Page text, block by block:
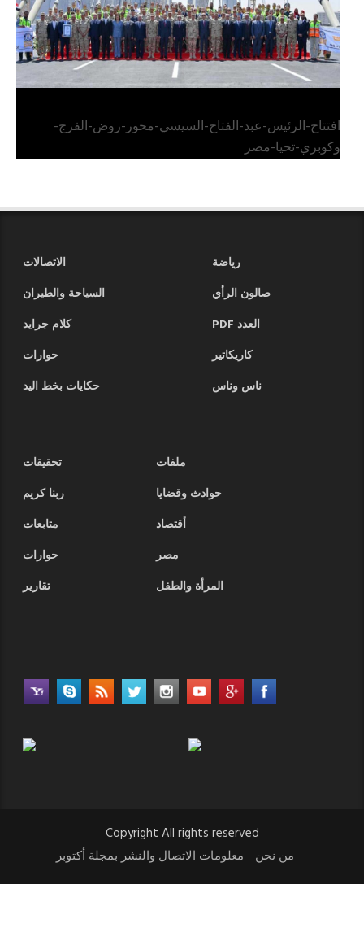
افتتاح-الرئيس-عبد-الفتاح-السيسي-محور-روض-الفرج-
وكوبري-تحيا-مصر
رياضة
الاتصالات
صالون الرأي
السياحة والطيران
العدد PDF
كلام جرايد
كاريكاتير
حوارات
ناس وناس
حكايات بخط اليد
ملفات
تحقيقات
حوادث وقضايا
ربنا كريم
أقتصاد
متابعات
مصر
حوارات
المرأة والطفل
تقارير
Copyright All rights reserved
من نحن
معلومات الاتصال والنشر بمجلة أكتوبر